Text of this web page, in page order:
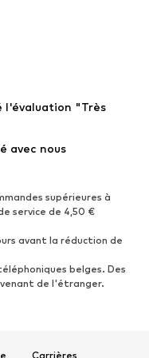
basses
l'évaluation "Très
avec nous
supérieures à
service de 4,50 €
avant la réduction de
belges. Des
de l'étranger.
Carrières